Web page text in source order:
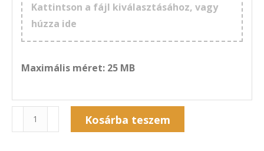
Kattintson a fájl kiválasztásához, vagy
húzza ide
Maximális méret: 25 MB
Naptár
1F-
Kosárba teszem